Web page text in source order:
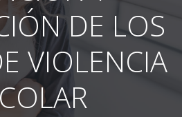
DE LOS
VIOLENCIA